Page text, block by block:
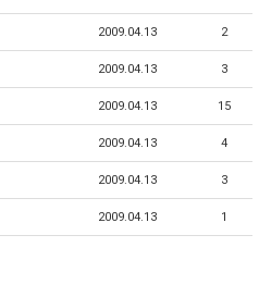
2009.04.13 2
2009.04.13 3
2009.04.13 15
2009.04.13 4
2009.04.13 3
2009.04.13 1